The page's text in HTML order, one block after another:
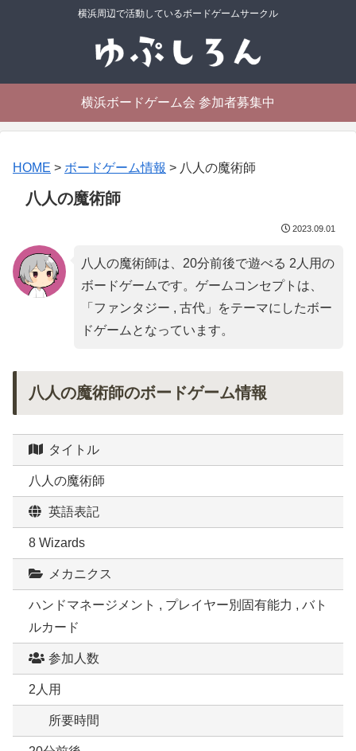
横浜周辺で活動しているボードゲームサークル
横浜ボードゲーム会 参加者募集中
HOME > ボードゲーム情報 > 八人の魔術師
八人の魔術師
2023.09.01
八人の魔術師は、20分前後で遊べる 2人用の
ボードゲームです。ゲームコンセプトは、
「 ファンタジー , 古代」をテーマにしたボー
ドゲームとなっています。
八人の魔術師のボードゲーム情報
タイトル
八人の魔術師
英語表記
8 Wizards
メカニクス
ハンドマネージメント , プレイヤー別固有能力 , バト
ルカード
参加人数
2人用
所要時間